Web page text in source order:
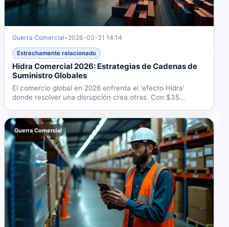
Guerra Comercial• 2026-03-31 14:14
Estrechamente relacionado
Hidra Comercial 2026: Estrategias de Cadenas de
Suministro Globales
El comercio global en 2026 enfrenta el 'efecto Hidra'
donde resolver una disrupción crea otras. Con $35
Guerra Comercial